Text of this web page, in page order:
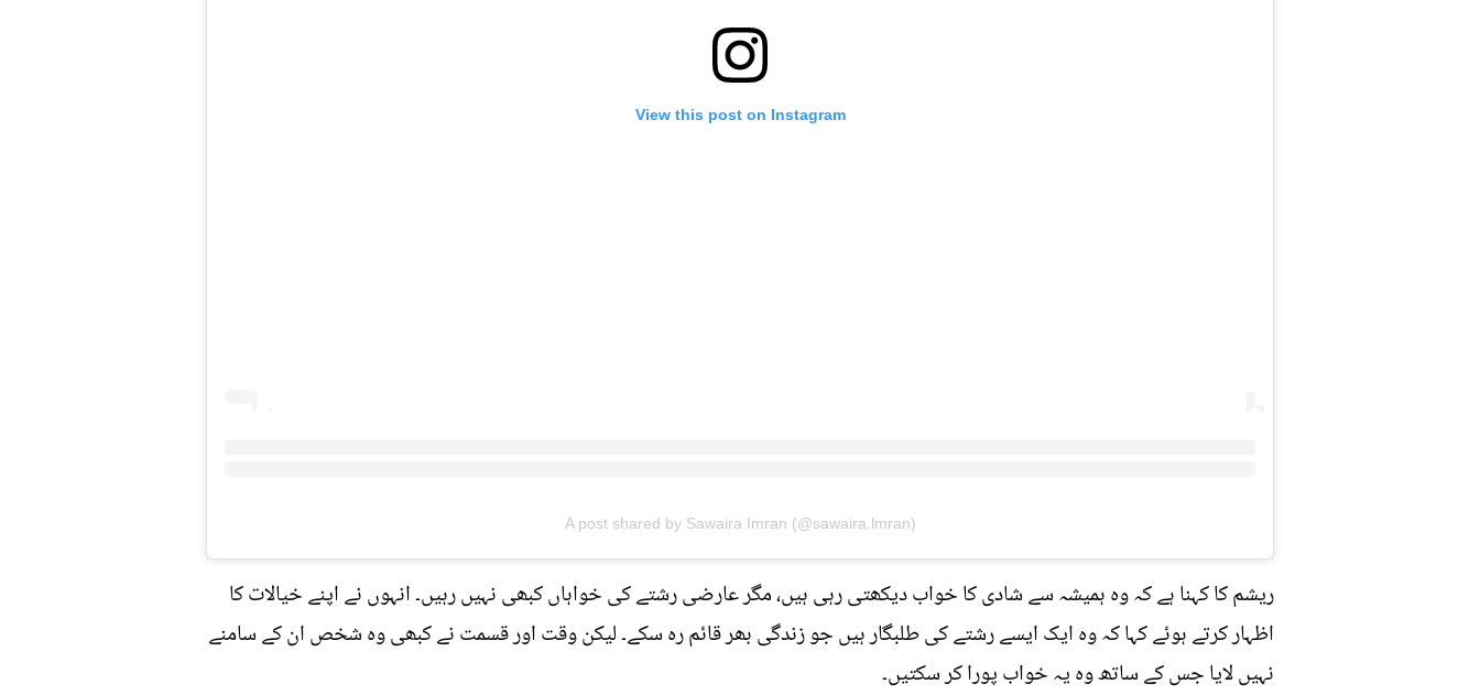
View this post on Instagram
A post shared by Sawaira Imran (@sawaira.lmran)
ریشم کا کہنا ہے کہ وہ ہمیشہ سے شادی کا خواب دیکھتی رہی ہیں، مگر عارضی رشتے کی خواہاں کبھی نہیں رہیں۔ انہوں نے اپنے خیالات کا
اظہار کرتے ہوئے کہا کہ وہ ایک ایسے رشتے کی طلبگار ہیں جو زندگی بھر قائم رہ سکے۔ لیکن وقت اور قسمت نے کبھی وہ شخص ان کے سامنے
نہیں لایا جس کے ساتھ وہ یہ خواب پورا کر سکتیں۔